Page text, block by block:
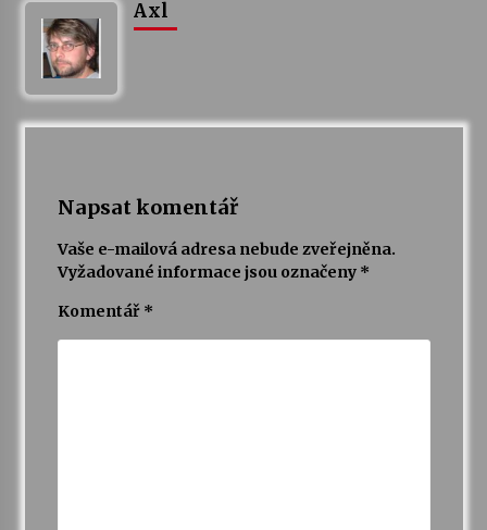
Axl
Napsat komentář
Vaše e-mailová adresa nebude zveřejněna.
Vyžadované informace jsou označeny *
Komentář *